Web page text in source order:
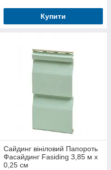
Купити
Сайдинг вініловий Папороть
Фасайдинг Fasiding 3,85 м х
0,25 см